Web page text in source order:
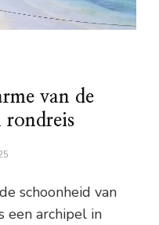
van de
rondreis
schoonheid van
een archipel in